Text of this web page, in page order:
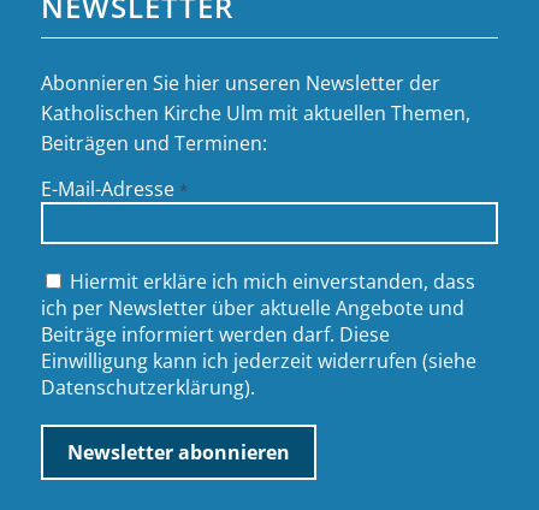
Abonnieren Sie hier unseren Newsletter der
Katholischen Kirche Ulm mit aktuellen Themen,
Beiträgen und Terminen:
E-Mail-Adresse *
Hiermit erkläre ich mich einverstanden, dass
ich per Newsletter über aktuelle Angebote und
Beiträge informiert werden darf. Diese
Einwilligung kann ich jederzeit widerrufen (siehe
Datenschutzerklärung).